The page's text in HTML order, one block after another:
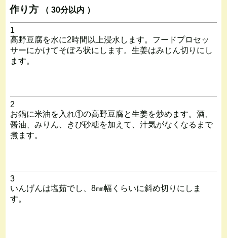
作り方 （ 30分以内 ）
1
高野豆腐を水に2時間以上浸水します。フードプロセッ
サーにかけてそぼろ状にします。生姜はみじん切りにし
ます。
2
お鍋に米油を入れ①の高野豆腐と生姜を炒めます。酒、
醤油、みりん、きび砂糖を加えて、汁気がなくなるまで
煮ます。
3
いんげんは塩茹でし、8㎜幅くらいに斜め切りにしま
す。